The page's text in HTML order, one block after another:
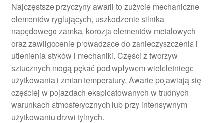
Najczęstsze przyczyny awarii to zużycie mechaniczne
elementów ryglujących, uszkodzenie silnika
napędowego zamka, korozja elementów metalowych
oraz zawilgocenie prowadzące do zanieczyszczenia i
utlenienia styków i mechaniki. Części z tworzyw
sztucznych mogą pękać pod wpływem wieloletniego
użytkowania i zmian temperatury. Awarie pojawiają się
częściej w pojazdach eksploatowanych w trudnych
warunkach atmosferycznych lub przy intensywnym
użytkowaniu drzwi tylnych.